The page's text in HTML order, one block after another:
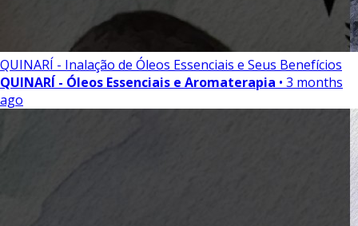
QUINARÍ - Inalação de Óleos Essenciais e Seus Benefícios
QUINARÍ - Óleos Essenciais e Aromaterapia • 3 months
ago